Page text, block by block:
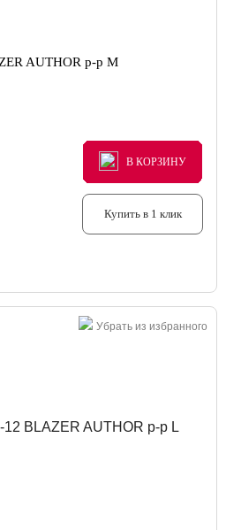
AUTHOR р-р M
В КОРЗИНУ
В КОРЗИНУ
В КОРЗИНУ
Купить в 1 клик
Убрать из избранного